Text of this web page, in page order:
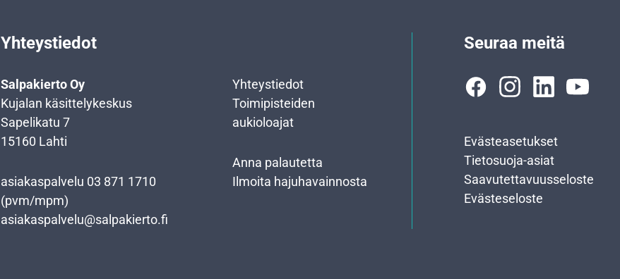
Yhteystiedot
Salpakierto Oy
Kujalan käsittelykeskus
Sapelikatu 7
15160 Lahti
asiakaspalvelu 03 871 1710
(pvm/mpm)
asiakaspalvelu@salpakierto.fi
Yhteystiedot
Toimipisteiden
aukioloajat
Anna palautetta
Ilmoita hajuhavainnosta
Seuraa meitä
Evästeasetukset
Tietosuoja-asiat
Saavutettavuusseloste
Evästeseloste